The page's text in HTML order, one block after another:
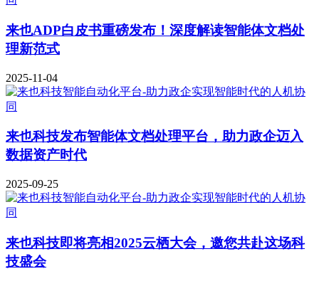
来也ADP白皮书重磅发布！深度解读智能体文档处
理新范式
2025-11-04
来也科技发布智能体文档处理平台，助力政企迈入
数据资产时代
2025-09-25
来也科技即将亮相2025云栖大会，邀您共赴这场科
技盛会